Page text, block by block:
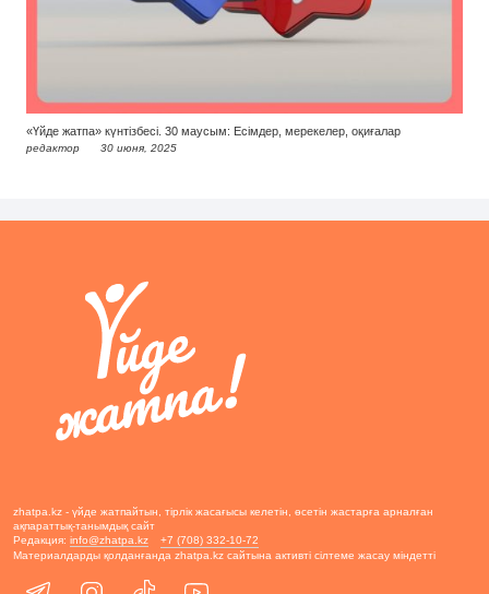
«Үйде жатпа» күнтізбесі. 30 маусым: Есімдер, мерекелер, оқиғалар
редактор 30 июня, 2025
zhatpa.kz - үйде жатпайтын, тірлік жасағысы келетін, өсетін жастарға арналған
ақпараттық-танымдық сайт
Редакция: info@zhatpa.kz
+7 (708) 332-10-72
Материалдарды қолданғанда zhatpa.kz сайтына активті сілтеме жасау міндетті